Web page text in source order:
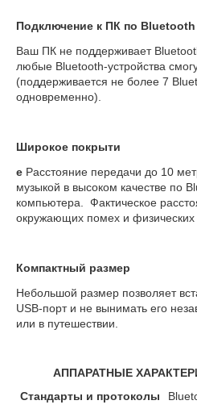
Подключение к ПК по Bluetooth
Ваш ПК не поддерживает
любые Bluetooth-устройства
(поддерживается не более 7
одновременно).
Широкое покрыти
е Расстояние передачи до 10
музыкой в высоком качестве по
компьютера. Фактическое
окружающих помех и физических
Компактный размер
Небольшой размер позволяет
USB-порт и не вынимать его
или в путешествии.
АППАРАТНЫЕ
Стандарты и протоколы